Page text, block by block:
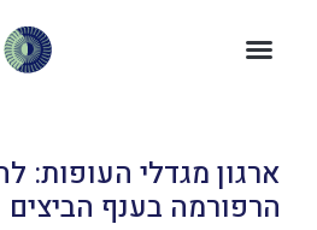
ארגון מגדלי העופות:
הרפורמה בענף הביצים